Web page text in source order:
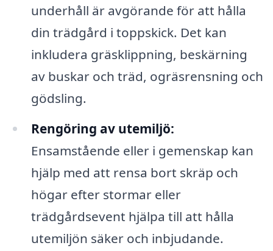
underhåll är avgörande för att hålla
din trädgård i toppskick. Det kan
inkludera gräsklippning, beskärning
av buskar och träd, ogräsrensning och
gödsling.
Rengöring av utemiljö:
Ensamstående eller i gemenskap kan
hjälp med att rensa bort skräp och
högar efter stormar eller
trädgårdsevent hjälpa till att hålla
utemiljön säker och inbjudande.